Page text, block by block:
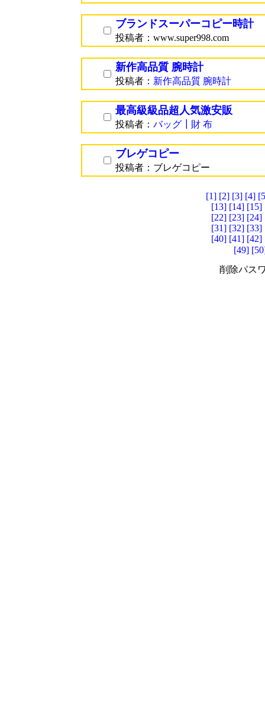
ブランドスーパーコピー時計
投稿者：www.super998.com
新作高品質 腕時計
投稿者： 新作高品質 腕時計
最高級級品超人気激安販
投稿者： バッグ┃財 布
ブレゲコピー
投稿者：ブレゲコピー
[1] [2] [3] [4]
[13] [14] [15]
[22] [23] [24]
[31] [32] [33]
[40] [41] [42]
[49]
削除パス